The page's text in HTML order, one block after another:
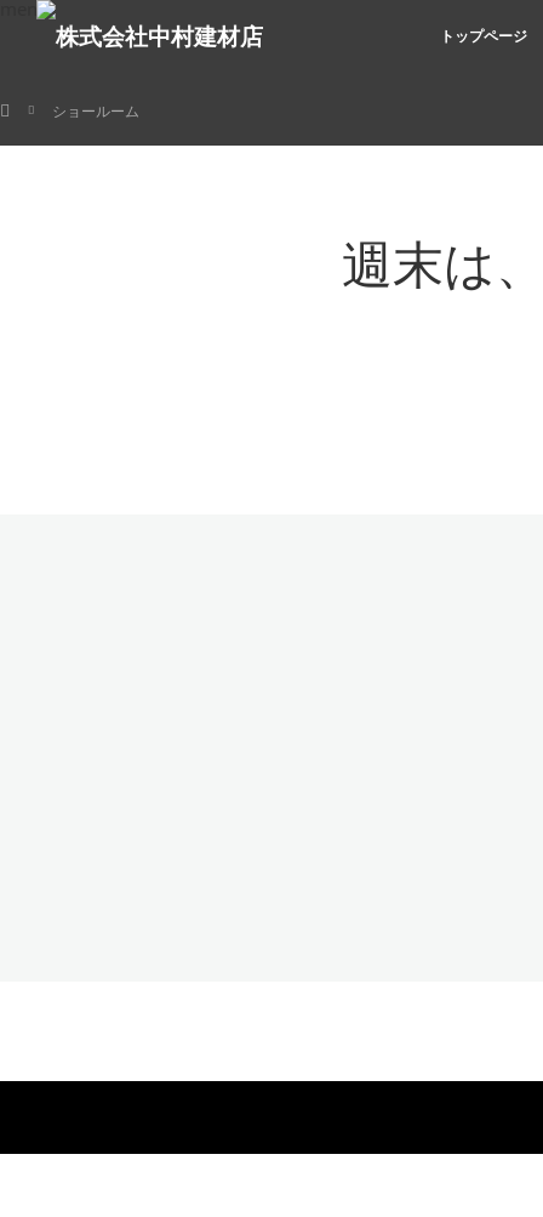
menu
トップページ
ショールーム
週末は